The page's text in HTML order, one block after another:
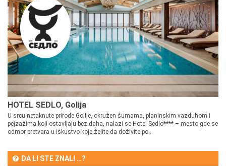
HOTEL SEDLO, Golija
U srcu netaknute prirode Golije, okružen šumama, planinskim vazduhom i
pejzažima koji ostavljaju bez daha, nalazi se Hotel Sedlo**** – mesto gde se
odmor pretvara u iskustvo koje želite da doživite po...
DA LI STE ZNALI …?